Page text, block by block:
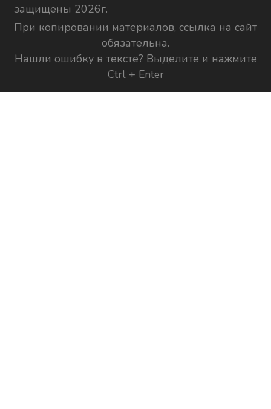
защищены 2026г.
При копировании материалов, ссылка на сайт
обязательна.
Нашли ошибку в тексте? Выделите и нажмите
Ctrl + Enter